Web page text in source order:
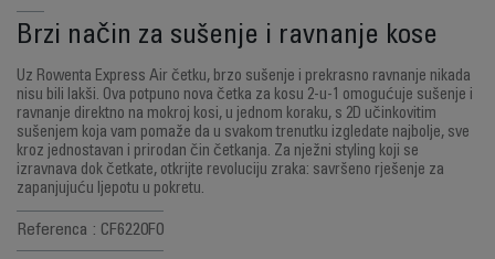
Brzi način za sušenje i ravnanje kose
Uz Rowenta Express Air četku, brzo sušenje i prekrasno ravnanje nikada
nisu bili lakši. Ova potpuno nova četka za kosu 2-u-1 omogućuje sušenje i
ravnanje direktno na mokroj kosi, u jednom koraku, s 2D učinkovitim
sušenjem koja vam pomaže da u svakom trenutku izgledate najbolje, sve
kroz jednostavan i prirodan čin četkanja. Za nježni styling koji se
izravnava dok četkate, otkrijte revoluciju zraka: savršeno rješenje za
zapanjujuću ljepotu u pokretu.
Referenca : CF6220F0